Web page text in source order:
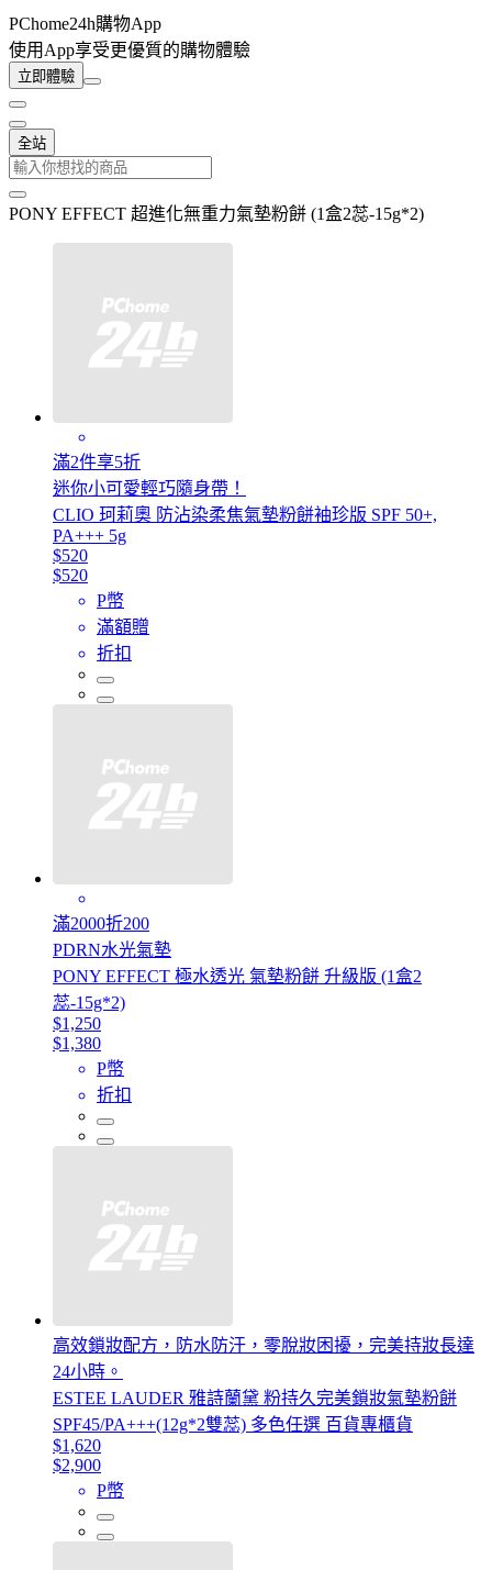
PChome24h購物App
使用App享受更優質的購物體驗
立即體驗
全站
PONY EFFECT 超進化無重力氣墊粉餅 (1盒2蕊-15g*2)
滿2件享5折
迷你小可愛輕巧隨身帶！
CLIO 珂莉奧 防沾染柔焦氣墊粉餅袖珍版 SPF 50+,
PA+++ 5g
$520
$520
P幣
滿額贈
折扣
滿2000折200
PDRN水光氣墊
PONY EFFECT 極水透光 氣墊粉餅 升級版 (1盒2
蕊-15g*2)
$1,250
$1,380
P幣
折扣
高效鎖妝配方，防水防汗，零脫妝困擾，完美持妝長達
24小時。
ESTEE LAUDER 雅詩蘭黛 粉持久完美鎖妝氣墊粉餅
SPF45/PA+++(12g*2雙蕊) 多色任選 百貨專櫃貨
$1,620
$2,900
P幣